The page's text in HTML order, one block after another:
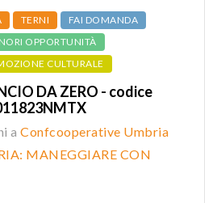
TERNI
FAI DOMANDA
OPPORTUNITÀ
CULTURALE
DA ZERO - codice
a Confcooperative Umbria
MANEGGIARE CON